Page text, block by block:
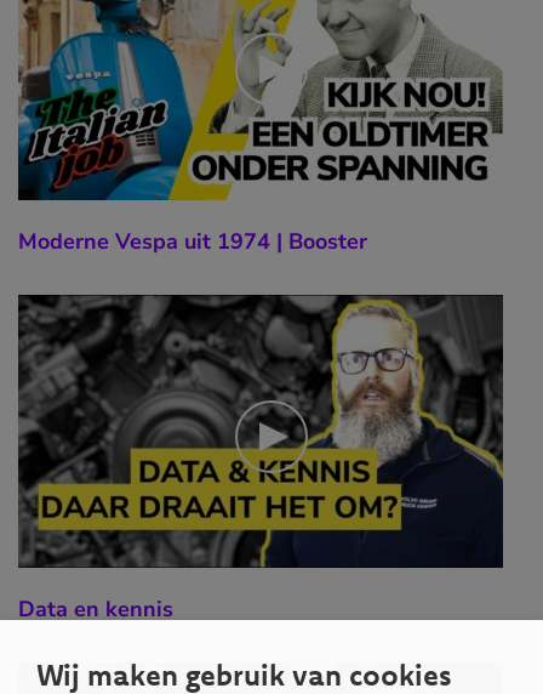
Moderne Vespa uit 1974 | Booster
Data en kennis
Wij maken gebruik van cookies